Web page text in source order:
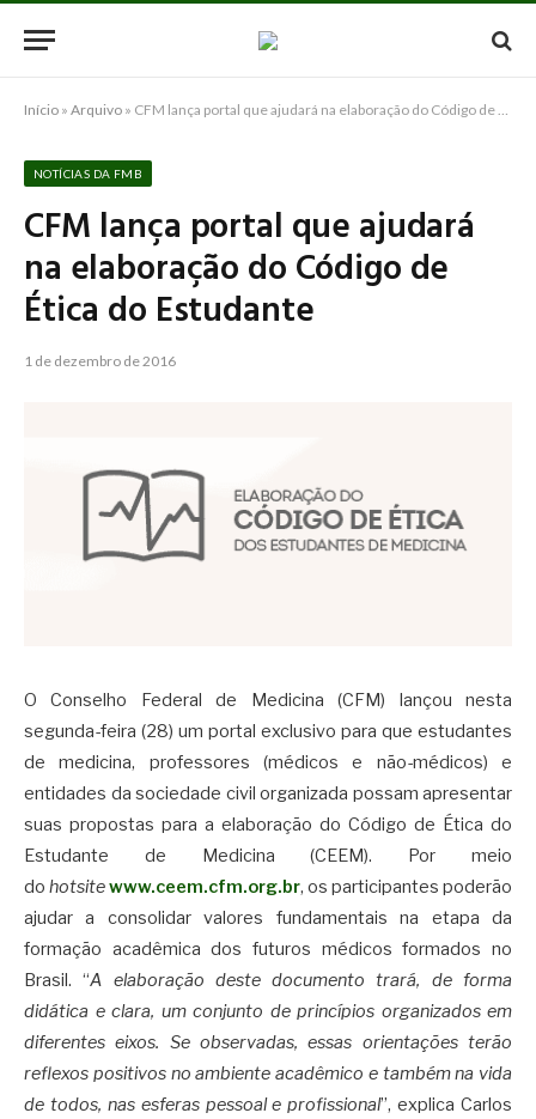
Início » Arquivo » CFM lança portal que ajudará na elaboração do Código de Ética do Estudante
NOTÍCIAS DA FMB
CFM lança portal que ajudará
na elaboração do Código de
Ética do Estudante
1 de dezembro de 2016
O Conselho Federal de Medicina (CFM) lançou nesta
segunda-feira (28) um portal exclusivo para que estudantes
de medicina, professores (médicos e não-médicos) e
entidades da sociedade civil organizada possam apresentar
suas propostas para a elaboração do Código de Ética do
Estudante de Medicina (CEEM). Por meio
do hotsitewww.ceem.cfm.org.br, os participantes poderão
ajudar a consolidar valores fundamentais na etapa da
formação acadêmica dos futuros médicos formados no
Brasil. “A elaboração deste documento trará, de forma
didática e clara, um conjunto de princípios organizados em
diferentes eixos. Se observadas, essas orientações terão
reflexos positivos no ambiente acadêmico e também na vida
de todos, nas esferas pessoal e profissional”, explica Carlos